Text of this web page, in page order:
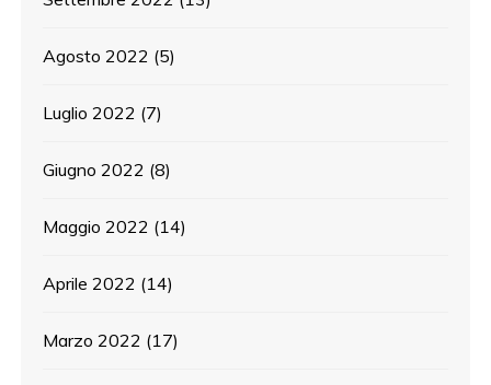
Agosto 2022 (5)
Luglio 2022 (7)
Giugno 2022 (8)
Maggio 2022 (14)
Aprile 2022 (14)
Marzo 2022 (17)